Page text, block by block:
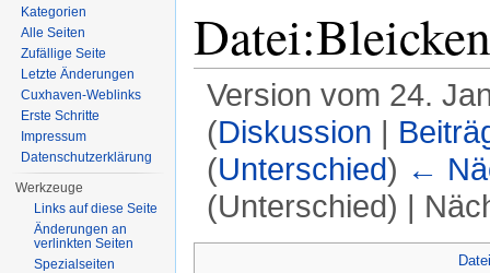
Version vom 24.
(Diskussion |
(Unterschied) ←
(Unterschied) |
Kategorien
Alle Seiten
Zufällige Seite
Letzte Änderungen
Cuxhaven-Weblinks
Erste Schritte
Impressum
Datenschutzerklärung
Werkzeuge
Links auf diese Seite
Änderungen an
verlinkten Seiten
Spezialseiten